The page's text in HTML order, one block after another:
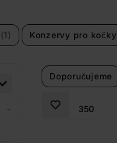
(1) Konzervy pro kočky
-
Doporučujeme